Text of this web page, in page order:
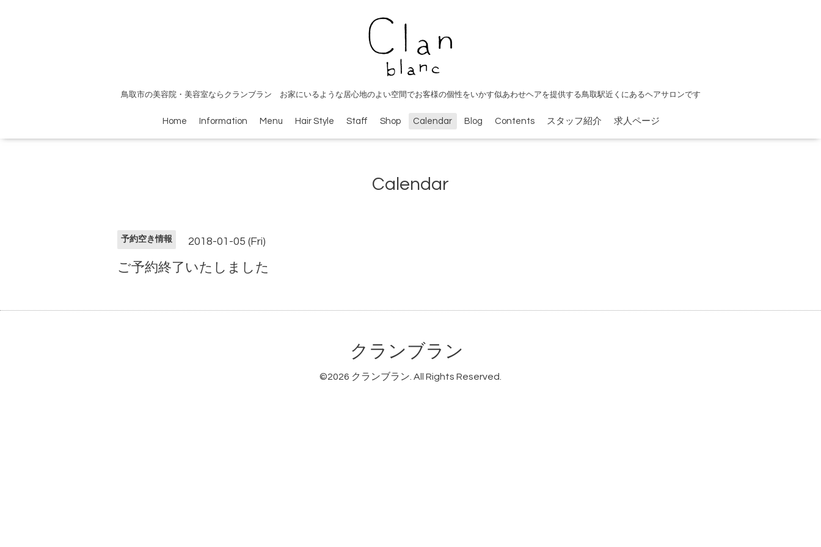
鳥取市の美容院・美容室ならクランブラン お家にいるような居心地のよい空間でお客様の個性をいかす似あわせヘアを提供する鳥取駅近くにあるヘアサロンです
Home Information Menu Hair Style Staff Shop Calendar Blog Contents スタッフ紹介 求人ページ
Calendar
予約空き情報 2018-01-05 (Fri)
ご予約終了いたしました
クランブラン
©2026 クランブラン. All Rights Reserved.